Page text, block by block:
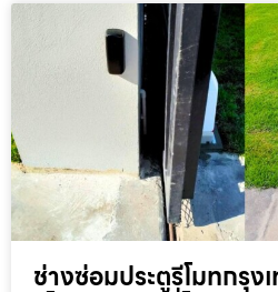
ช่างซ่อมประตูรีโมทกรุง